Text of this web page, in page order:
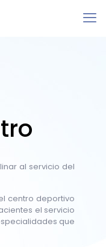
al servicio del
centro deportivo
el servicio
que